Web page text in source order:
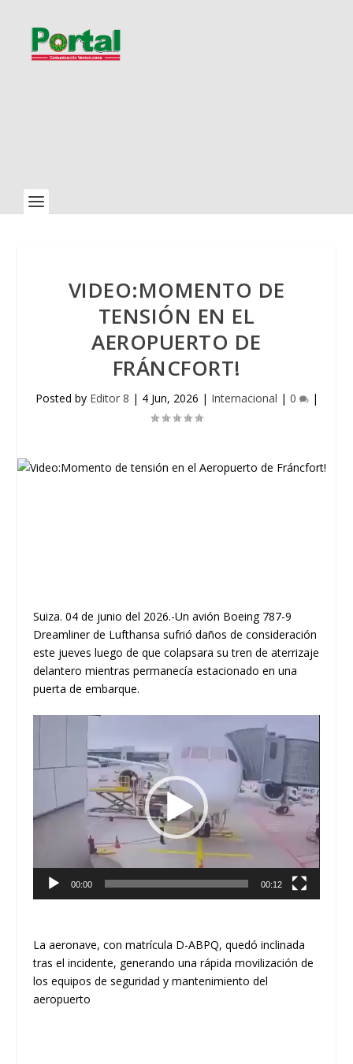
VIDEO:MOMENTO DE
TENSIÓN EN EL
AEROPUERTO DE
FRÁNCFORT!
Posted by Editor 8 | 4 Jun, 2026 | Internacional | 0 |
Suiza. 04 de junio del 2026.-Un avión Boeing 787-9
Dreamliner de Lufthansa sufrió daños de consideración
este jueves luego de que colapsara su tren de aterrizaje
delantero mientras permanecía estacionado en una
puerta de embarque.
00:00 00:12
La aeronave, con matrícula D-ABPQ, quedó inclinada
tras el incidente, generando una rápida movilización de
los equipos de seguridad y mantenimiento del
aeropuerto